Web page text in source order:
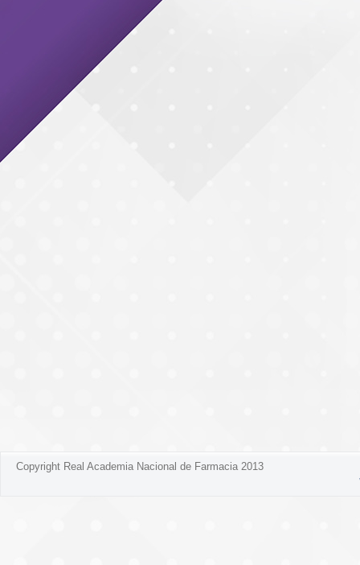
Copyright Real Academia Nacional de Farmacia 2013